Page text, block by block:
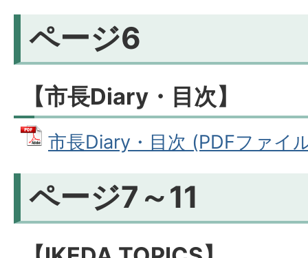
ページ6
【市長Diary・目次】
市長Diary・目次 (PDFファイ
ページ7～11